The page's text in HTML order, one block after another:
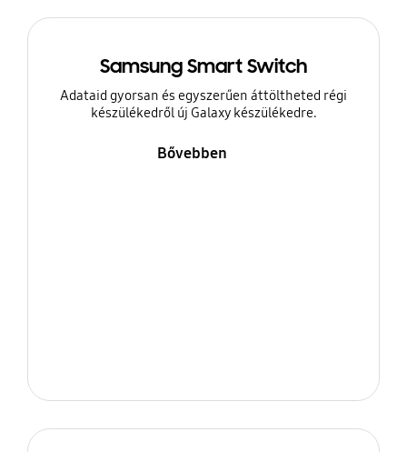
Samsung Smart Switch
Adataid gyorsan és egyszerűen áttöltheted régi
készülékedről új Galaxy készülékedre.
Bővebben